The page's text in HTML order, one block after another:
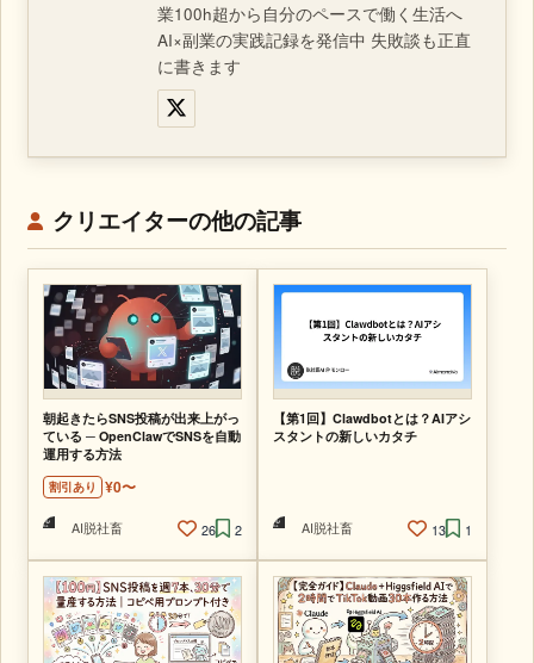
業100h超から自分のペースで働く生活へ
AI×副業の実践記録を発信中 失敗談も正直
に書きます
クリエイターの他の記事
朝起きたらSNS投稿が出来上がっ
ている ─ OpenClawでSNSを自動
運用する方法
割引あり ¥0〜
AI脱社畜 26 2
【第1回】Clawdbotとは？AIアシ
スタントの新しいカタチ
AI脱社畜 13 1